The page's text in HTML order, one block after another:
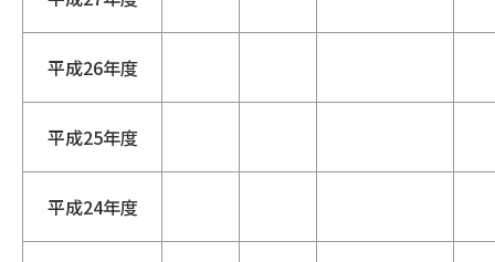
平成26年度
平成25年度
平成24年度